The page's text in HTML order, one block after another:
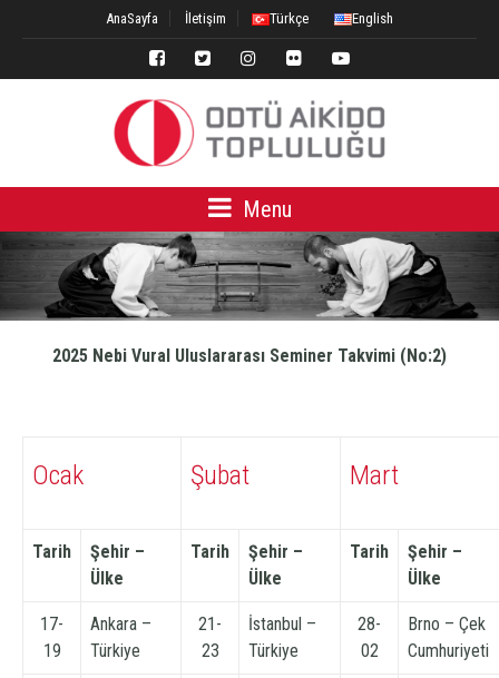
AnaSayfa İletişim Türkçe English
Menu
2025 Nebi Vural Uluslararası Seminer Takvimi (No:2)
Ocak Şubat Mart
Tarih
Şehir –
Ülke
Tarih
Şehir –
Ülke
Tarih
Şehir –
Ülke
17-
19
Ankara –
Türkiye
21-
23
İstanbul –
Türkiye
28-
02
Brno – Çek
Cumhuriyeti